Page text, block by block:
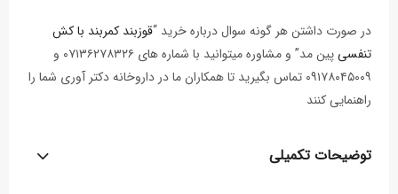
در صورت داشتن هر گونه سوال درباره خرید “قوزبند کمربند با کش
تنفسی
پین مد” و مشاوره میتوانید با شماره های ۰۷۱۳۶۲۷۸۳۲۶ و
۰۹۱۷۸۰۴۵۰۰۹ تماس بگیرید تا همکاران ما در داروخانه دکتر آوری شما را
راهنمایی کنند
توضیحات تکمیلی